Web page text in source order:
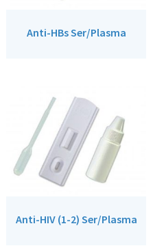
Anti-HBs Ser/Plasma
Anti-HIV (1-2) Ser/Plasma